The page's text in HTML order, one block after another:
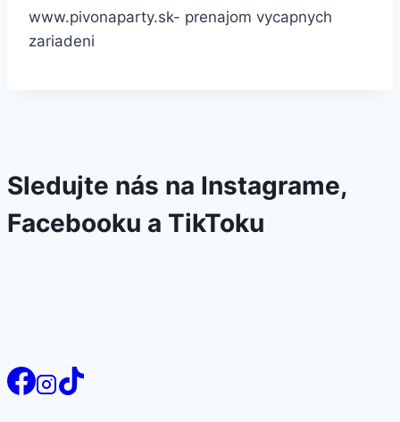
www.pivonaparty.sk- prenajom vycapnych
zariadeni
Sledujte nás na Instagrame,
Facebooku a TikToku